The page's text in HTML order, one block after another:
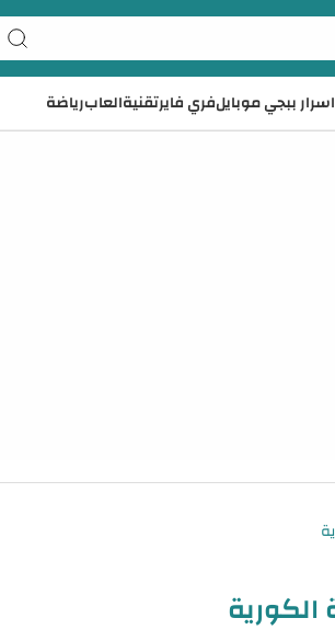
اسرار ببجي موبايلفري فايرتقنيةالعابرياضة